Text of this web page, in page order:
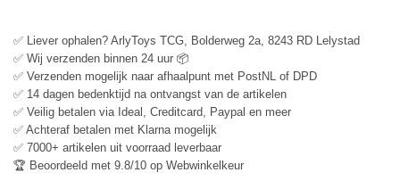
✅ Liever ophalen? ArlyToys TCG, Bolderweg 2a, 8243 RD Lelystad
✅ Wij verzenden binnen 24 uur 📦
✅ Verzenden mogelijk naar afhaalpunt met PostNL of DPD
✅ 14 dagen bedenktijd na ontvangst van de artikelen
✅ Veilig betalen via Ideal, Creditcard, Paypal en meer
✅ Achteraf betalen met Klarna mogelijk
✅ 7000+ artikelen uit voorraad leverbaar
🏆 Beoordeeld met 9.8/10 op Webwinkelkeur